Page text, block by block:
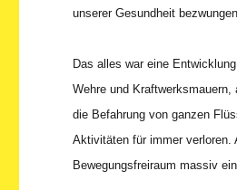
unserer Gesundheit
Das alles war eine
Wehre und
die Befahrung von ganzen
Aktivitäten für immer verloren.
Bewegungsfreiraum massiv